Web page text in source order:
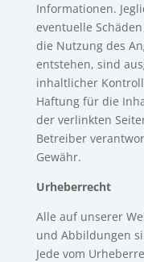
Informationen.
eventuelle
die Nutzung des
entstehen, sind
inhaltlicher
Haftung für die
der verlinkten
Betreiber
Gewähr.
Urheberrecht
Alle auf unserer
und Abbildungen
Jede vom